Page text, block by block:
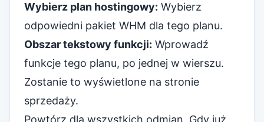
Wybierz plan hostingowy: Wybierz
odpowiedni pakiet WHM dla tego planu.
Obszar tekstowy funkcji: Wprowadź
funkcje tego planu, po jednej w wierszu.
Zostanie to wyświetlone na stronie
sprzedaży.
Powtórz dla wszystkich odmian. Gdy już